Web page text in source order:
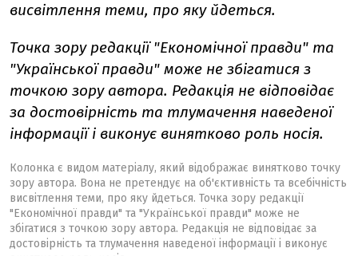
висвітлення теми, про яку йдеться.
Точка зору редакції "Економічної правди" та
"Української правди" може не збігатися з
точкою зору автора. Редакція не відповідає
за достовірність та тлумачення наведеної
інформації і виконує винятково роль носія.
Колонка є видом матеріалу, який відображає винятково точку
зору автора. Вона не претендує на об'єктивність та всебічність
висвітлення теми, про яку йдеться. Точка зору редакції
"Економічної правди" та "Української правди" може не
збігатися з точкою зору автора. Редакція не відповідає за
достовірність та тлумачення наведеної інформації і виконує